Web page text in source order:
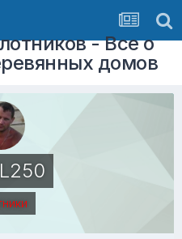
- Все о
домов